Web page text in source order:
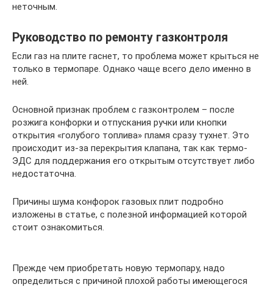
неточным.
Руководство по ремонту газконтроля
Если газ на плите гаснет, то проблема может крыться не
только в термопаре. Однако чаще всего дело именно в
ней.
Основной признак проблем с газконтролем – после
розжига конфорки и отпускания ручки или кнопки
открытия «голубого топлива» пламя сразу тухнет. Это
происходит из-за перекрытия клапана, так как термо-
ЭДС для поддержания его открытым отсутствует либо
недостаточна.
Причины шума конфорок газовых плит подробно
изложены в статье, с полезной информацией которой
стоит ознакомиться.
Прежде чем приобретать новую термопару, надо
определиться с причиной плохой работы имеющегося